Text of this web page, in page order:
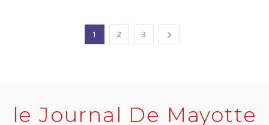
1 2 3
le Journal De Mayotte